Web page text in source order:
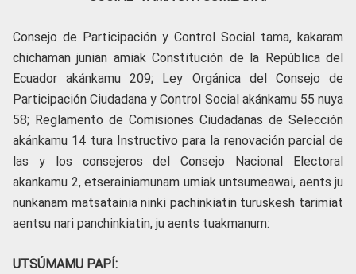
Consejo de Participación y Control Social tama, kakaram
chichaman junian amiak Constitución de la República del
Ecuador akánkamu 209; Ley Orgánica del Consejo de
Participación Ciudadana y Control Social akánkamu 55 nuya
58; Reglamento de Comisiones Ciudadanas de Selección
akánkamu 14 tura Instructivo para la renovación parcial de
las y los consejeros del Consejo Nacional Electoral
akankamu 2, etserainiamunam umiak untsumeawai, aents ju
nunkanam matsatainia ninki pachinkiatin turuskesh tarimiat
aentsu nari panchinkiatin, ju aents tuakmanum:
UTSÚMAMU PAPÍ: